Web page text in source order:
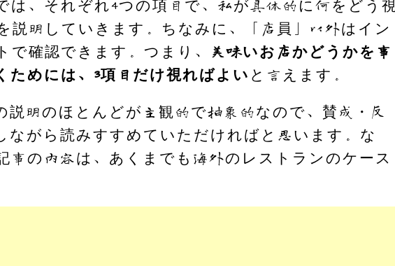
は、それぞれ4つの項目で、私が具体的に何をどう視
説明していきます。ちなみに、「店員」以外はイン
で確認できます。つまり、
美味いお店かどうかを事
ためには、3項目だけ視ればよい と言えます。
説明のほとんどが主観的で抽象的なので、賛成・反
ながら読みすすめていただければと思います。な
事の内容は、あくまでも海外のレストランのケース